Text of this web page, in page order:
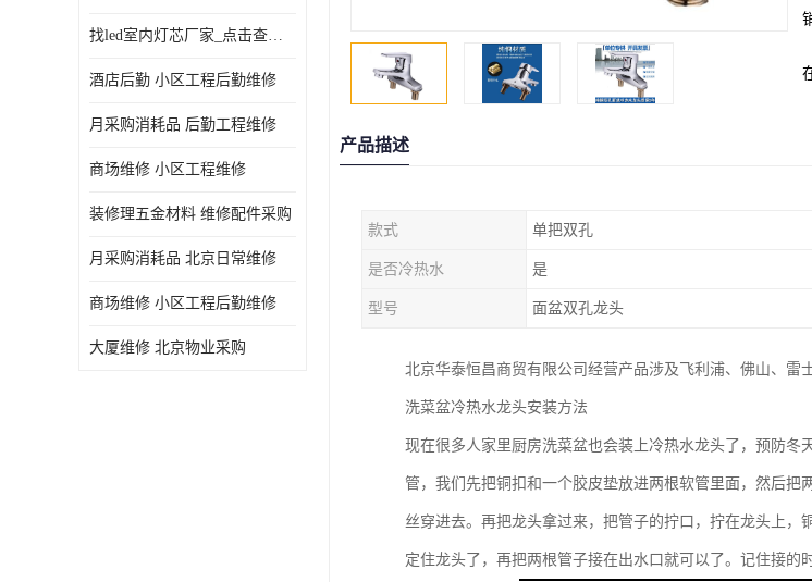
找led室内灯芯厂家_点击查看更多
酒店后勤 小区工程后勤维修
月采购消耗品 后勤工程维修
商场维修 小区工程维修
装修理五金材料 维修配件采购
月采购消耗品 北京日常维修
商场维修 小区工程后勤维修
大厦维修 北京物业采购
产品描述
款式 单把双孔
是否冷热水 是
型号 面盆双孔龙头
北京华泰恒昌商贸有限公司经营产品涉及飞利浦、佛山、雷
洗菜盆冷热水龙头安装方法
现在很多人家里厨房洗菜盆也会装上冷热水龙头了，预防
管，我们先把铜扣和一个胶皮垫放进两根软管里面，然后
丝穿进去。再把龙头拿过来，把管子的拧口，拧在龙头上
定住龙头了，再把两根管子接在出水口就可以了。记住接的